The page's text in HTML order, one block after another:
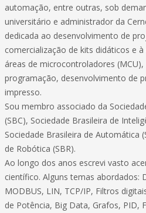
automação, entre outras, sob
universitário e administrador da
dedicada ao desenvolvimento de
comercialização de kits didáticos e
áreas de microcontroladores (MCU),
programação, desenvolvimento de
impresso.
Sou membro associado da
(SBC), Sociedade Brasileira de
Sociedade Brasileira de Automática
de Robótica (SBR).
Ao longo dos anos escrevi vasto
científico. Alguns temas abordados:
MODBUS, LIN, TCP/IP, Filtros
de Potência, Big Data, Grafos, PID,